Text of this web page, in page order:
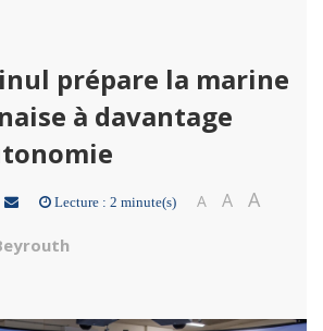
prépare la marine
à davantage
Lecture : 2 minute(s) A A A